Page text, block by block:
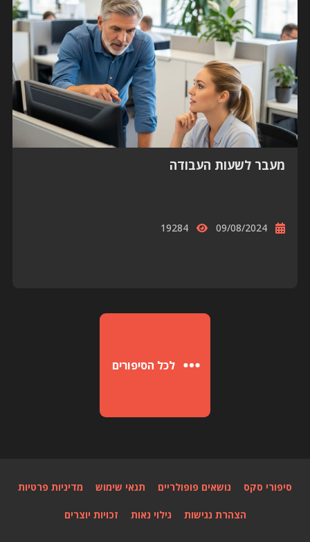
מעבר לשעות העבודה
09/08/2024
19284
לכל הסיפורים
סיפורי סקס נושאים פופולריים תנאי שימוש מדיניות פרטיות
הצהרת נגישות גילוי נאות זכויות יוצרים